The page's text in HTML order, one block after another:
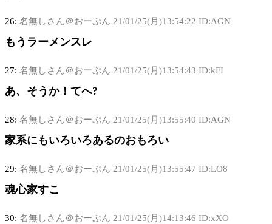
26: 名無しさん＠おーぷん 21/01/25(月)13:54:22 ID:AGN
もうラーメンスレ
27: 名無しさん＠おーぷん 21/01/25(月)13:54:43 ID:kFI
あ、そうか！てへ?
28: 名無しさん＠おーぷん 21/01/25(月)13:55:40 ID:AGN
家系にもいろいろあるのおもろい
29: 名無しさん＠おーぷん 21/01/25(月)13:55:47 ID:LO8
魂心家すこ
30: 名無しさん＠おーぷん 21/01/25(月)14:13:46 ID:xXO